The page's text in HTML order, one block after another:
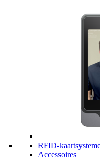
RFID-
Accessoires